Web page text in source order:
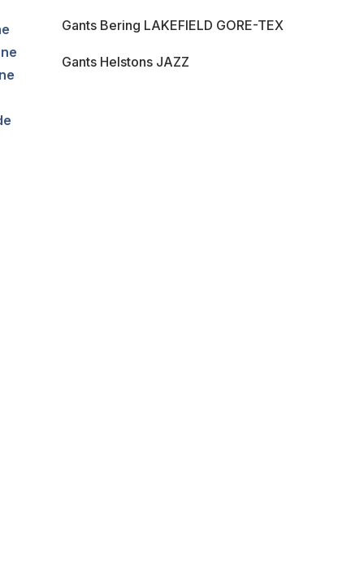
Gants Bering LAKEFIELD GORE-TEX
Gants Helstons JAZZ